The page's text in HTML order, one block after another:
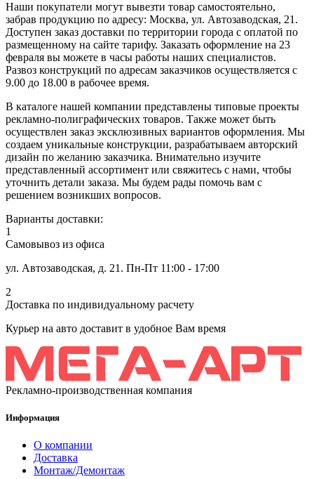
Наши покупатели могут вывезти товар самостоятельно,
забрав продукцию по адресу: Москва, ул. Автозаводская, 21.
Доступен заказ доставки по территории города с оплатой по
размещенному на сайте тарифу. Заказать оформление на 23
февраля вы можете в часы работы наших специалистов.
Развоз конструкций по адресам заказчиков осуществляется с
9.00 до 18.00 в рабочее время.
В каталоге нашей компании представлены типовые проекты
рекламно-полиграфических товаров. Также может быть
осуществлен заказ эксклюзивных вариантов оформления. Мы
создаем уникальные конструкции, разрабатываем авторский
дизайн по желанию заказчика. Внимательно изучите
представленный ассортимент или свяжитесь с нами, чтобы
уточнить детали заказа. Мы будем рады помочь вам с
решением возникших вопросов.
Варианты доставки:
1
Самовывоз из офиса
ул. Автозаводская, д. 21. Пн-Пт 11:00 - 17:00
2
Доставка по индивидуальному расчету
Курьер на авто доставит в удобное Вам время
Рекламно-производственная компания
Информация
О компании
Доставка
Монтаж/Демонтаж